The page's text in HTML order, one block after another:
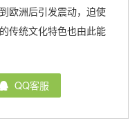
欧洲后引发震动，迫使
传统文化特色也由此能
QQ客服